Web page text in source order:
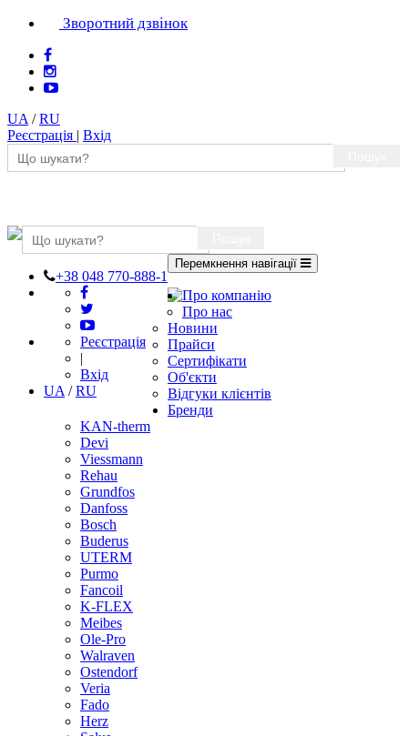
Зворотний дзвінок
UA /RU
Реєстрація | Вхід
+38 048 770-888-1
Реєстрація
|
Вхід
UA /RU
Перемкнення навігації
Про компанію
Про нас
Новини
Прайси
Сертифікати
Об'єкти
Відгуки клієнтів
Бренди
KAN-therm
Devi
Viessmann
Rehau
Grundfos
Danfoss
Bosch
Buderus
UTERM
Purmo
Fancoil
K-FLEX
Meibes
Ole-Pro
Walraven
Ostendorf
Veria
Fado
Herz